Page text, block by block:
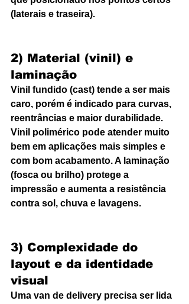
(laterais e traseira).
2) Material (vinil) e
laminação
Vinil fundido (cast) tende a ser mais
caro, porém é indicado para curvas,
reentrâncias e maior durabilidade.
Vinil polimérico pode atender muito
bem em aplicações mais simples e
com bom acabamento. A laminação
(fosca ou brilho) protege a
impressão e aumenta a resistência
contra sol, chuva e lavagens.
3) Complexidade do
layout e da identidade
visual
Uma van de delivery precisa ser lida